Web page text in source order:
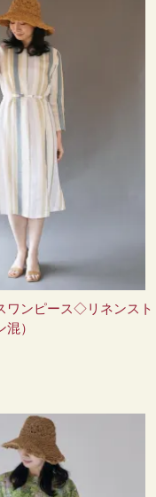
ワンピース◇リネンスト
）